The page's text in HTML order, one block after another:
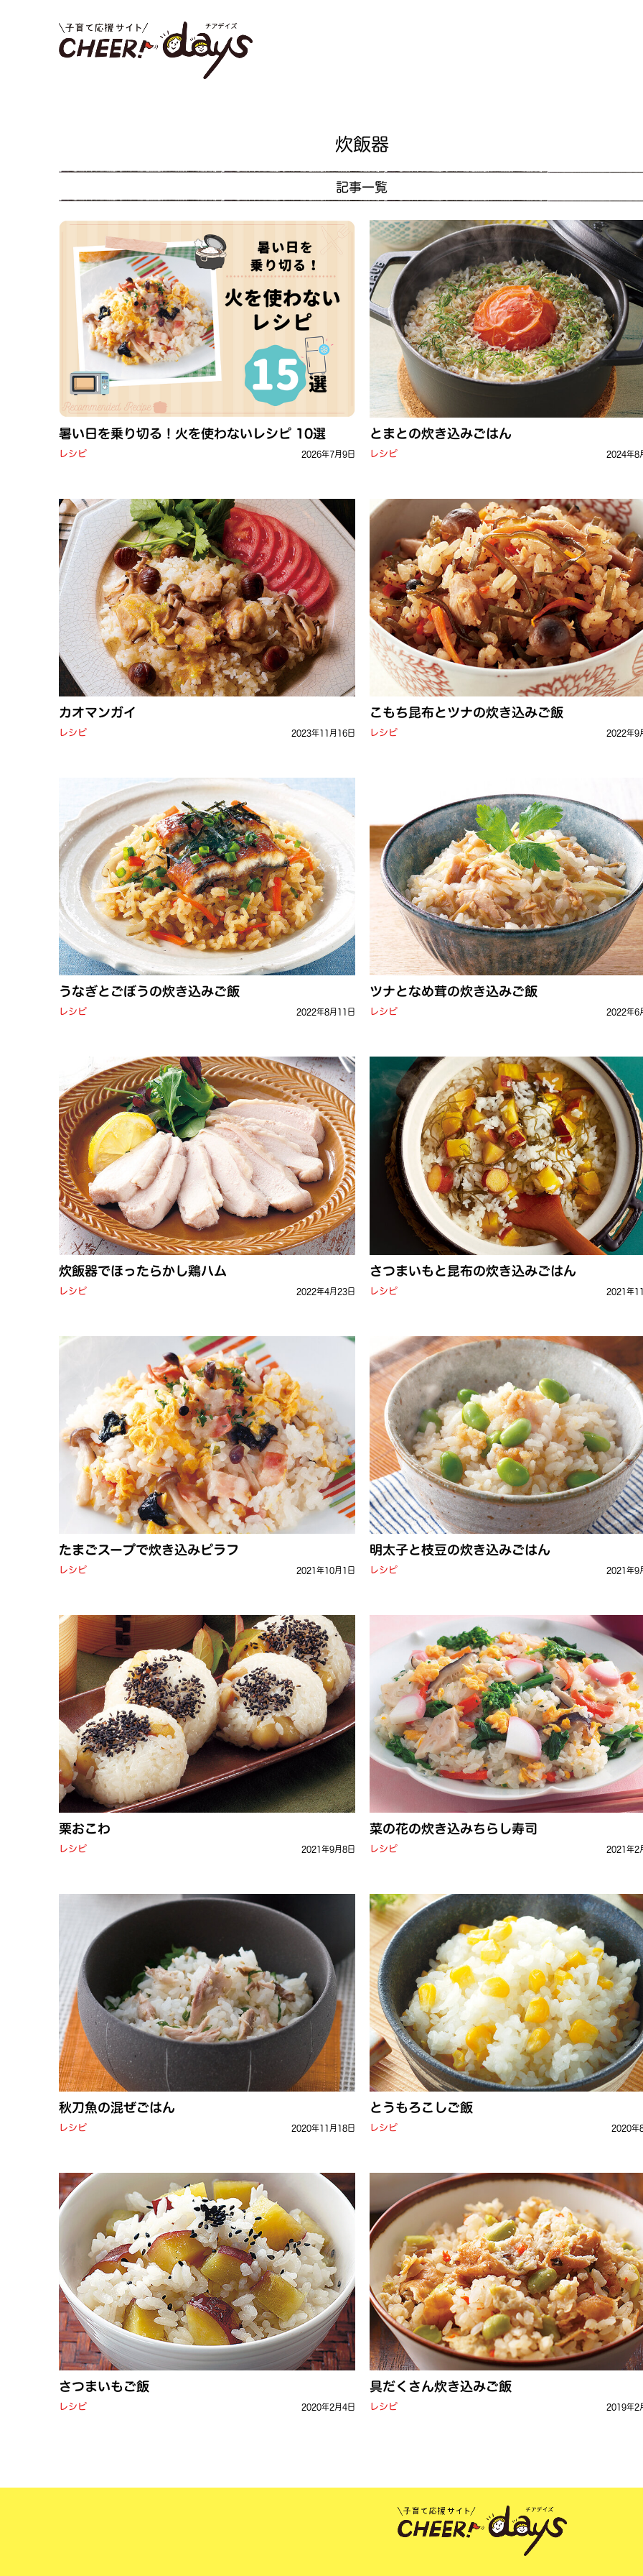
炊飯器
記事一覧
暑い日を乗り切る！火を使わないレシピ 10選
レシピ 2026年7月9日
とまとの炊き込みごはん
レシピ 2024年8
カオマンガイ
レシピ 2023年11月16日
こもち昆布とツナの炊き込みご飯
レシピ 2022年9
うなぎとごぼうの炊き込みご飯
レシピ 2022年8月11日
ツナとなめ茸の炊き込みご飯
レシピ 2022年6
炊飯器でほったらかし鶏ハム
レシピ 2022年4月23日
さつまいもと昆布の炊き込みごはん
レシピ 2021年
たまごスープで炊き込みピラフ
レシピ 2021年10月1日
明太子と枝豆の炊き込みごはん
レシピ 2021年9
栗おこわ
レシピ 2021年9月8日
菜の花の炊き込みちらし寿司
レシピ 2021年2
秋刀魚の混ぜごはん
レシピ 2020年11月18日
とうもろこしご飯
レシピ 2020年
さつまいもご飯
レシピ 2020年2月4日
具だくさん炊き込みご飯
レシピ 2019年2